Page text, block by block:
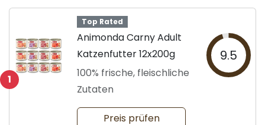
1
Top Rated
Animonda Carny Adult
Katzenfutter 12x200g
100% frische, fleischliche
Zutaten
9.5
Preis prüfen